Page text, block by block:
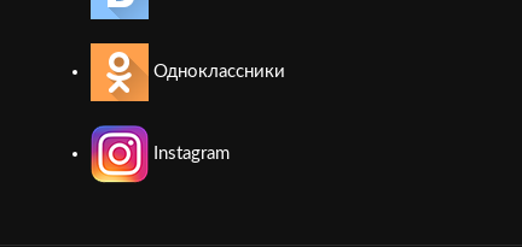
Одноклассники
Instagram